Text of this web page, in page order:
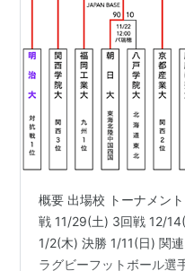
の試合は産龍戦と呼ば
概要 出場校 トーナメン
戦 11/29(土) 3回戦 12/
1/2(木) 決勝 1/11(日) 関
ラグビーフットボール選